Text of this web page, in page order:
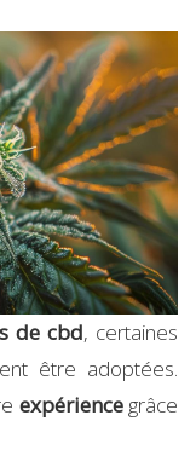
de cbd, certaines
être adoptées.
expériencegrâce